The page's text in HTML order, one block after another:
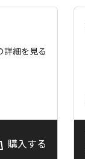
詳細を見る
購入する